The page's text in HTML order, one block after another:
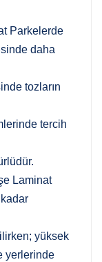
Parkelerde
daha
tozların
tercih
Laminat
yüksek
yerlerinde